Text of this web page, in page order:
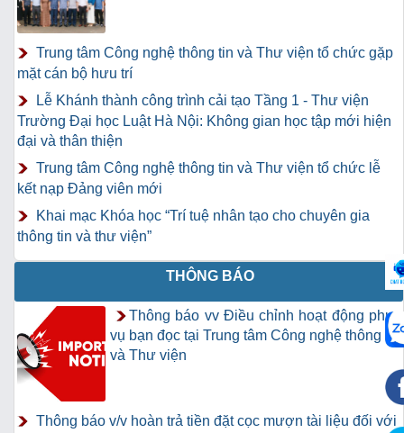
Trung tâm Công nghệ thông tin và Thư viện tổ chức gặp
mặt cán bộ hưu trí
Lễ Khánh thành công trình cải tạo Tầng 1 - Thư viện
Trường Đại học Luật Hà Nội: Không gian học tập mới hiện
đại và thân thiện
Trung tâm Công nghệ thông tin và Thư viện tổ chức lễ
kết nạp Đảng viên mới
Khai mạc Khóa học “Trí tuệ nhân tạo cho chuyên gia
thông tin và thư viện”
THÔNG BÁO
Thông báo vv Điều chỉnh hoạt động phục
vụ bạn đọc tại Trung tâm Công nghệ thông tin
và Thư viện
Thông báo v/v hoàn trả tiền đặt cọc mượn tài liệu đối với